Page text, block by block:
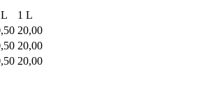
1 L
20,00
20,00
20,00